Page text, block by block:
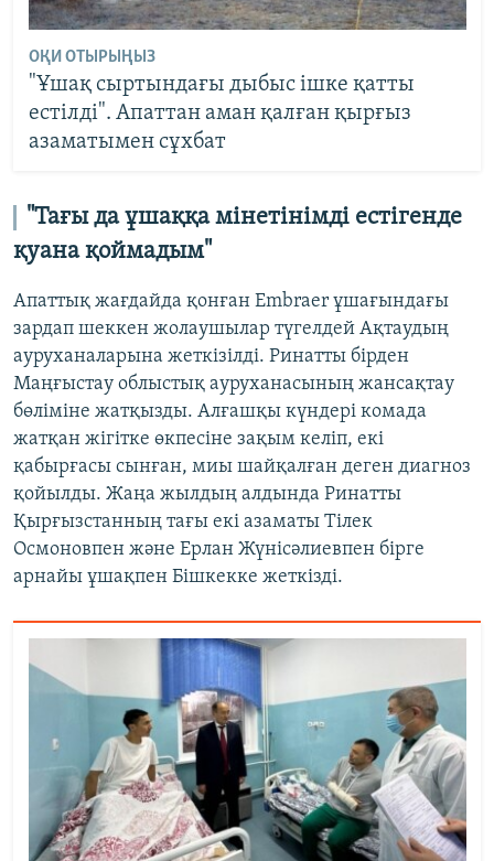
ОҚИ ОТЫРЫҢЫЗ
"Ұшақ сыртындағы дыбыс ішке қатты
естілді". Апаттан аман қалған қырғыз
азаматымен сұхбат
"Тағы да ұшаққа мінетінімді естігенде
қуана қоймадым"
Апаттық жағдайда қонған Embraer ұшағындағы
зардап шеккен жолаушылар түгелдей Ақтаудың
ауруханаларына жеткізілді. Ринатты бірден
Маңғыстау облыстық ауруханасының жансақтау
бөліміне жатқызды. Алғашқы күндері комада
жатқан жігітке өкпесіне зақым келіп, екі
қабырғасы сынған, миы шайқалған деген диагноз
қойылды. Жаңа жылдың алдында Ринатты
Қырғызстанның тағы екі азаматы Тілек
Осмоновпен және Ерлан Жүнісәлиевпен бірге
арнайы ұшақпен Бішкекке жеткізді.